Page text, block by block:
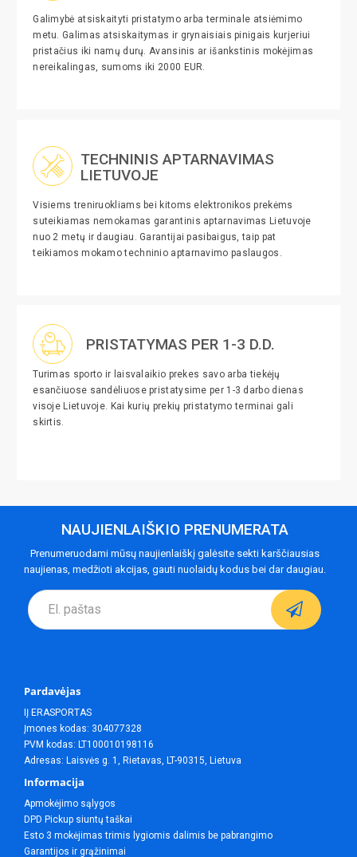
Galimybė atsiskaityti pristatymo arba terminale atsiėmimo
metu. Galimas atsiskaitymas ir grynaisiais pinigais kurjeriui
pristačius iki namų durų. Avansinis ar išankstinis mokėjimas
nereikalingas, sumoms iki 2000 EUR.
TECHNINIS APTARNAVIMAS
LIETUVOJE
Visiems treniruokliams bei kitoms elektronikos prekėms
suteikiamas nemokamas garantinis aptarnavimas Lietuvoje
nuo 2 metų ir daugiau. Garantijai pasibaigus, taip pat
teikiamos mokamo techninio aptarnavimo paslaugos.
PRISTATYMAS PER 1-3 D.D.
Turimas sporto ir laisvalaikio prekes savo arba tiekėjų
esančiuose sandėliuose pristatysime per 1-3 darbo dienas
visoje Lietuvoje. Kai kurių prekių pristatymo terminai gali
skirtis.
NAUJIENLAIŠKIO PRENUMERATA
Prenumeruodami mūsų naujienlaiškį galėsite sekti karščiausias
naujienas, medžioti akcijas, gauti nuolaidų kodus bei dar daugiau.
Pardavėjas
IĮ ERASPORTAS
Įmones kodas: 304077328
PVM kodas: LT100010198116
Adresas: Laisvės g. 1, Rietavas, LT-90315, Lietuva
Informacija
Apmokėjimo sąlygos
DPD Pickup siuntų taškai
Esto 3 mokėjimas trimis lygiomis dalimis be pabrangimo
Garantijos ir grąžinimai